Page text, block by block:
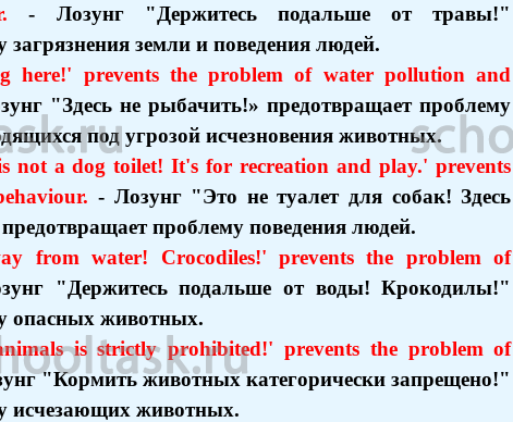
.- Лозунг "Держитесь подальше от травы!"
земли и поведения людей.
here!' prevents the problem of water pollution and
"Здесь не рыбачить!» предотвращает проблему
под угрозой исчезновения животных.
not a dog toilet! It's for recreation and play.' prevents
. - Лозунг "Это не туалет для собак! Здесь
проблему поведения людей.
from water! Crocodiles!' prevents the problem of
"Держитесь подальше от воды! Крокодилы!"
опасных животных.
is strictly prohibited!' prevents the problem of
"Кормить животных категорически запрещено!"
исчезающих животных.